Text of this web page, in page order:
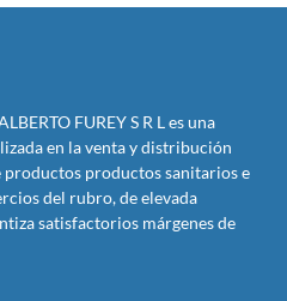
FUREY S R L es una
en la venta y distribución
productos sanitarios e
del rubro, de elevada
satisfactorios márgenes de